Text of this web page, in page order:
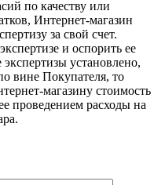
по качеству или
Интернет-магазин
за свой счет.
и оспорить ее
экспертизы установлено,
вине Покупателя, то
магазину стоимость
проведением расходы на